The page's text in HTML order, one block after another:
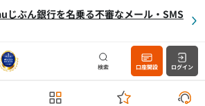
じぶん銀行を名乗る不審なメール・SMS
検索 口座開設 ログイン